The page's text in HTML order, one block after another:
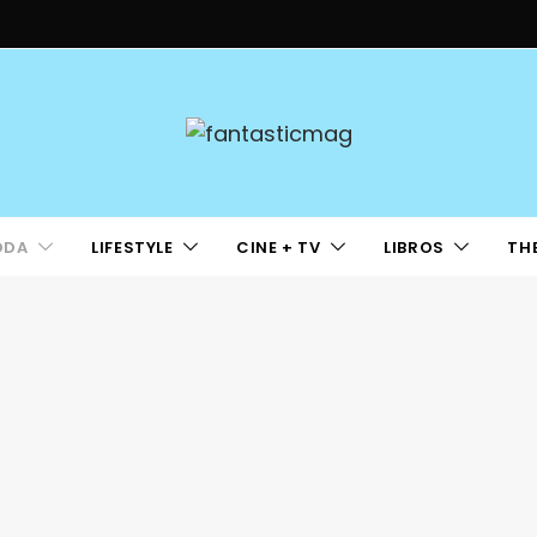
LIFESTYLE CINE + TV LIBROS